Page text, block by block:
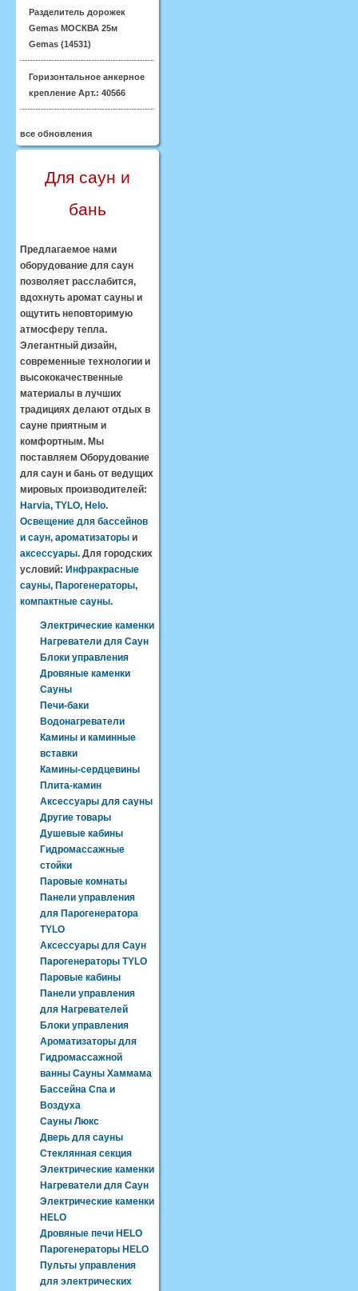
Разделитель дорожек
Gemas МОСКВА 25м
Gemas (14531)
Горизонтальное анкерное
крепление Арт.: 40566
все обновления
Для саун и
бань
Предлагаемое нами
оборудование для саун
позволяет расслабится,
вдохнуть аромат сауны и
ощутить неповторимую
атмосферу тепла.
Элегантный дизайн,
современные технологии и
высококачественные
материалы в лучших
традициях делают отдых в
сауне приятным и
комфортным. Мы
поставляем Оборудование
для саун и бань от ведущих
мировых производителей:
Harvia, TYLO, Helo.
Освещение для бассейнов
и саун, ароматизаторы и
аксессуары. Для городских
условий: Инфракрасные
сауны, Парогенераторы,
компактные сауны.
Электрические каменки
Нагреватели для Саун
Блоки управления
Дровяные каменки
Сауны
Печи-баки
Водонагреватели
Камины и каминные
вставки
Камины-сердцевины
Плита-камин
Аксессуары для сауны
Другие товары
Душевые кабины
Гидромассажные
стойки
Паровые комнаты
Панели управления
для Парогенератора
TYLO
Аксессуары для Саун
Парогенераторы TYLO
Паровые кабины
Панели управления
для Нагревателей
Блоки управления
Ароматизаторы для
Гидромассажной
ванны Сауны Хаммама
Бассейна Спа и
Воздуха
Сауны Люкс
Дверь для сауны
Стеклянная секция
Электрические каменки
Нагреватели для Саун
Электрические каменки
HELO
Дровяные печи HELO
Парогенераторы HELO
Пульты управления
для электрических